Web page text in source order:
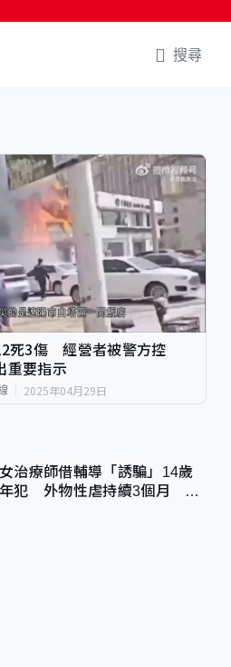
搜尋
死3傷 經營者被警方控
要指示
2025年04月29日
治療師借輔導「誘騙」14歲
犯 外物性虐持續3個月 受